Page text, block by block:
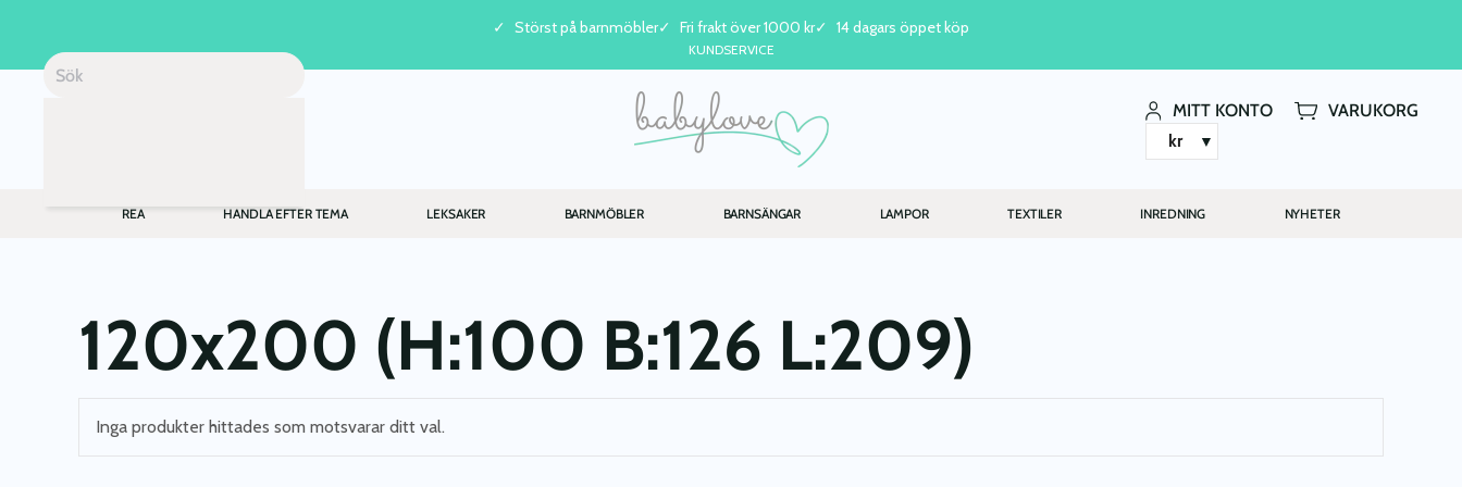
Skip to main content
Störst på barnmöbler Fri frakt över 1000 kr 14 dagars öppet köp
KUNDSERVICE
MITT KONTO
VARUKORG
kr
REA HANDLA EFTER TEMA LEKSAKER BARNMÖBLER BARNSÄNGAR LAMPOR TEXTILER INREDNING NYHETER
120x200 (H:100 B:126 L:209)
Inga produkter hittades som motsvarar ditt val.